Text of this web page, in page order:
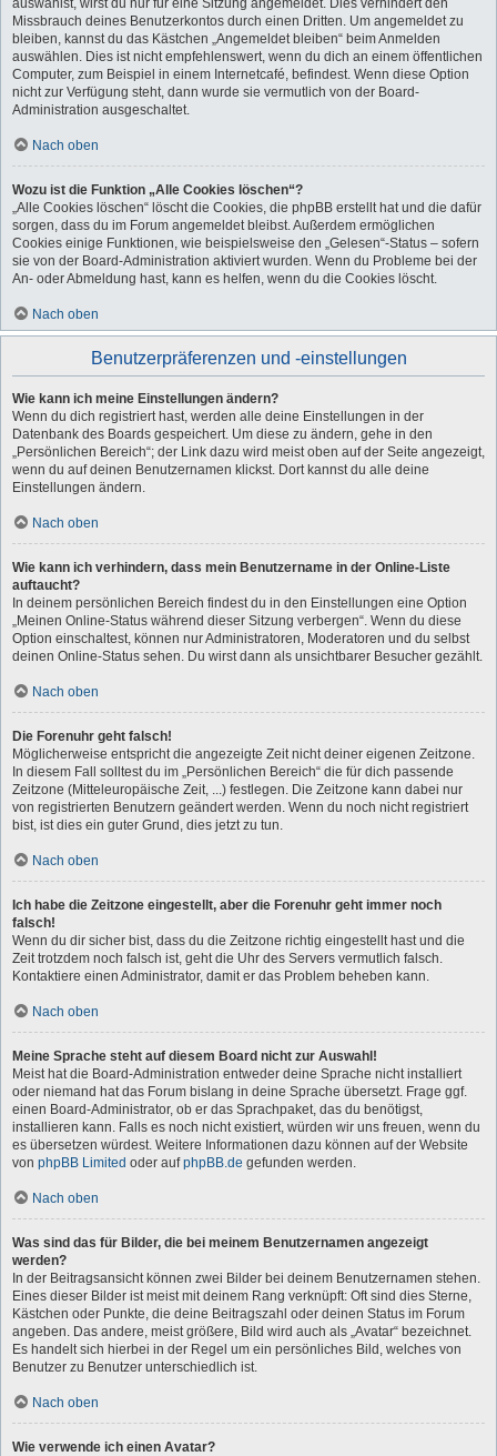
auswählst, wirst du nur für eine Sitzung angemeldet. Dies verhindert den
Missbrauch deines Benutzerkontos durch einen Dritten. Um angemeldet zu
bleiben, kannst du das Kästchen „Angemeldet bleiben“ beim Anmelden
auswählen. Dies ist nicht empfehlenswert, wenn du dich an einem öffentlichen
Computer, zum Beispiel in einem Internetcafé, befindest. Wenn diese Option
nicht zur Verfügung steht, dann wurde sie vermutlich von der Board-
Administration ausgeschaltet.
Nach oben
Wozu ist die Funktion „Alle Cookies löschen“?
„Alle Cookies löschen“ löscht die Cookies, die phpBB erstellt hat und die dafür
sorgen, dass du im Forum angemeldet bleibst. Außerdem ermöglichen
Cookies einige Funktionen, wie beispielsweise den „Gelesen“-Status – sofern
sie von der Board-Administration aktiviert wurden. Wenn du Probleme bei der
An- oder Abmeldung hast, kann es helfen, wenn du die Cookies löscht.
Nach oben
Benutzerpräferenzen und -einstellungen
Wie kann ich meine Einstellungen ändern?
Wenn du dich registriert hast, werden alle deine Einstellungen in der
Datenbank des Boards gespeichert. Um diese zu ändern, gehe in den
„Persönlichen Bereich“; der Link dazu wird meist oben auf der Seite angezeigt,
wenn du auf deinen Benutzernamen klickst. Dort kannst du alle deine
Einstellungen ändern.
Nach oben
Wie kann ich verhindern, dass mein Benutzername in der Online-Liste
auftaucht?
In deinem persönlichen Bereich findest du in den Einstellungen eine Option
„Meinen Online-Status während dieser Sitzung verbergen“. Wenn du diese
Option einschaltest, können nur Administratoren, Moderatoren und du selbst
deinen Online-Status sehen. Du wirst dann als unsichtbarer Besucher gezählt.
Nach oben
Die Forenuhr geht falsch!
Möglicherweise entspricht die angezeigte Zeit nicht deiner eigenen Zeitzone.
In diesem Fall solltest du im „Persönlichen Bereich“ die für dich passende
Zeitzone (Mitteleuropäische Zeit, ...) festlegen. Die Zeitzone kann dabei nur
von registrierten Benutzern geändert werden. Wenn du noch nicht registriert
bist, ist dies ein guter Grund, dies jetzt zu tun.
Nach oben
Ich habe die Zeitzone eingestellt, aber die Forenuhr geht immer noch
falsch!
Wenn du dir sicher bist, dass du die Zeitzone richtig eingestellt hast und die
Zeit trotzdem noch falsch ist, geht die Uhr des Servers vermutlich falsch.
Kontaktiere einen Administrator, damit er das Problem beheben kann.
Nach oben
Meine Sprache steht auf diesem Board nicht zur Auswahl!
Meist hat die Board-Administration entweder deine Sprache nicht installiert
oder niemand hat das Forum bislang in deine Sprache übersetzt. Frage ggf.
einen Board-Administrator, ob er das Sprachpaket, das du benötigst,
installieren kann. Falls es noch nicht existiert, würden wir uns freuen, wenn du
es übersetzen würdest. Weitere Informationen dazu können auf der Website
von phpBB Limited oder aufphpBB.de gefunden werden.
Nach oben
Was sind das für Bilder, die bei meinem Benutzernamen angezeigt
werden?
In der Beitragsansicht können zwei Bilder bei deinem Benutzernamen stehen.
Eines dieser Bilder ist meist mit deinem Rang verknüpft: Oft sind dies Sterne,
Kästchen oder Punkte, die deine Beitragszahl oder deinen Status im Forum
angeben. Das andere, meist größere, Bild wird auch als „Avatar“ bezeichnet.
Es handelt sich hierbei in der Regel um ein persönliches Bild, welches von
Benutzer zu Benutzer unterschiedlich ist.
Nach oben
Wie verwende ich einen Avatar?